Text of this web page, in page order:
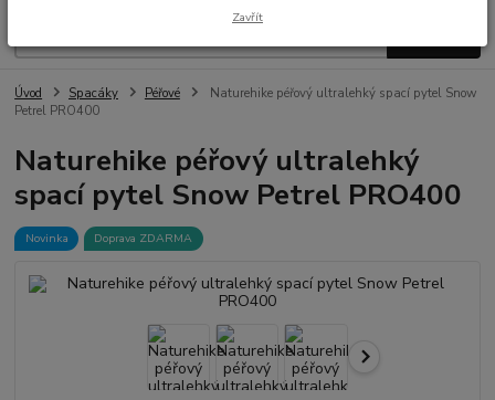
Úvod Spacáky Péřové
Naturehike péřový ultralehký spací pytel Snow
Petrel PRO400
Naturehike péřový ultralehký
spací pytel Snow Petrel PRO400
Novinka Doprava ZDARMA
Zavřít